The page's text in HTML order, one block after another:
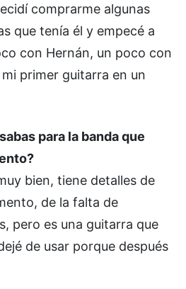
comprarme algunas
que tenía él y empecé a
con Hernán, un poco con
primer guitarra en un
para la banda que
bien, tiene detalles de
de la falta de
pero es una guitarra que
de usar porque después